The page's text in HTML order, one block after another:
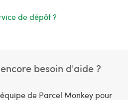
de dépôt ?
besoin d'aide ?
de Parcel Monkey pour